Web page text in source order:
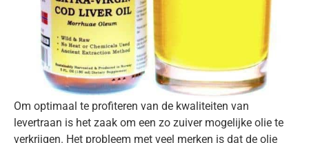
Om optimaal te profiteren van de kwaliteiten van
levertraan is het zaak om een zo zuiver mogelijke olie te
verkrijgen. Het probleem met veel merken is dat de olie